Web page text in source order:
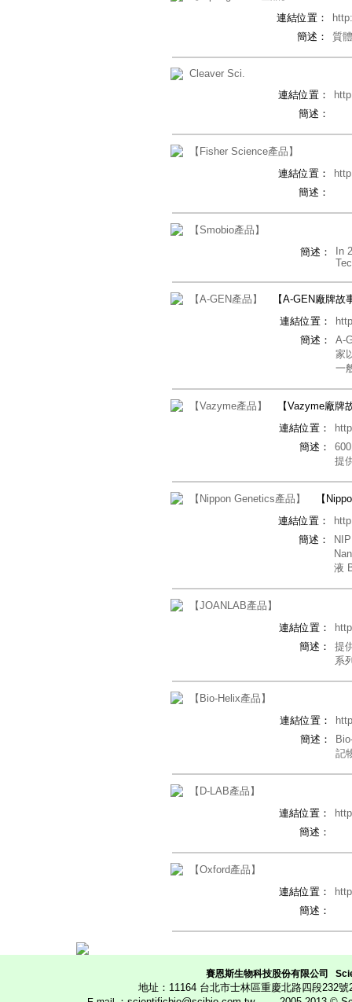
連結位置：
簡述：
質
Cleaver Sci.
連結位置：
簡述：
【Fisher Science產品】
連結位置：
簡述：
【Smobio產品】
簡述：
In
【A-GEN產品】
【A-GEN廠牌故
連結位置：
簡述：
A-
家
一
【Vazyme產品】
【Vazyme廠牌
連結位置：
簡述：
提
【Nippon Genetics產品】
【
連結位置：
簡述：
液
【JOANLAB產品】
連結位置：
簡述：
提
系
【Bio-Helix產品】
連結位置：
簡述：
記
【D-LAB產品】
連結位置：
簡述：
【Oxford產品】
連結位置：
簡述：
賽恩斯生物科技股份有限公司
地址：11164 台北市士林區重慶北路四段